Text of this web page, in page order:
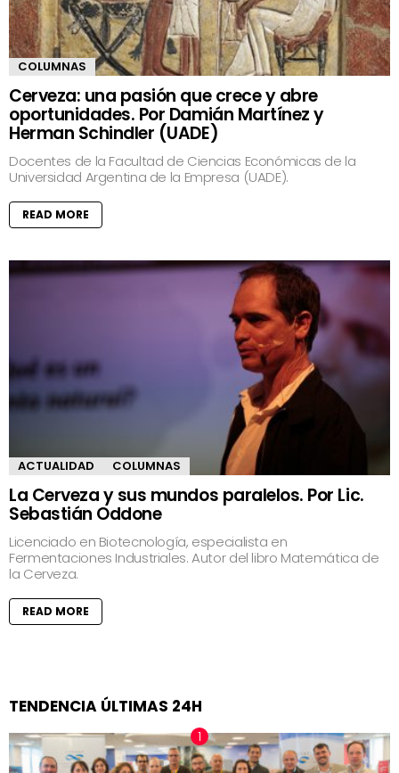
COLUMNAS
Cerveza: una pasión que crece y abre
oportunidades. Por Damián Martínez y
Herman Schindler (UADE)
Docentes de la Facultad de Ciencias Económicas de la
Universidad Argentina de la Empresa (UADE).
READ MORE
ACTUALIDAD COLUMNAS
La Cerveza y sus mundos paralelos. Por Lic.
Sebastián Oddone
Licenciado en Biotecnología, especialista en
Fermentaciones Industriales. Autor del libro Matemática de
la Cerveza.
READ MORE
TENDENCIA ÚLTIMAS 24H